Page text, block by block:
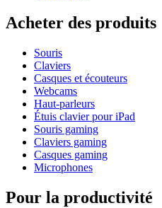
Acheter des produits
Souris
Claviers
Casques et écouteurs
Webcams
Haut-parleurs
Étuis clavier pour iPad
Souris gaming
Claviers gaming
Casques gaming
Microphones
Pour la productivité